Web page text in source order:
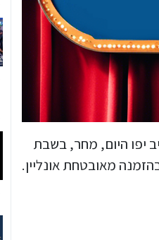
יפו היום, מחר, בשבת
מאובטחת אונליין.